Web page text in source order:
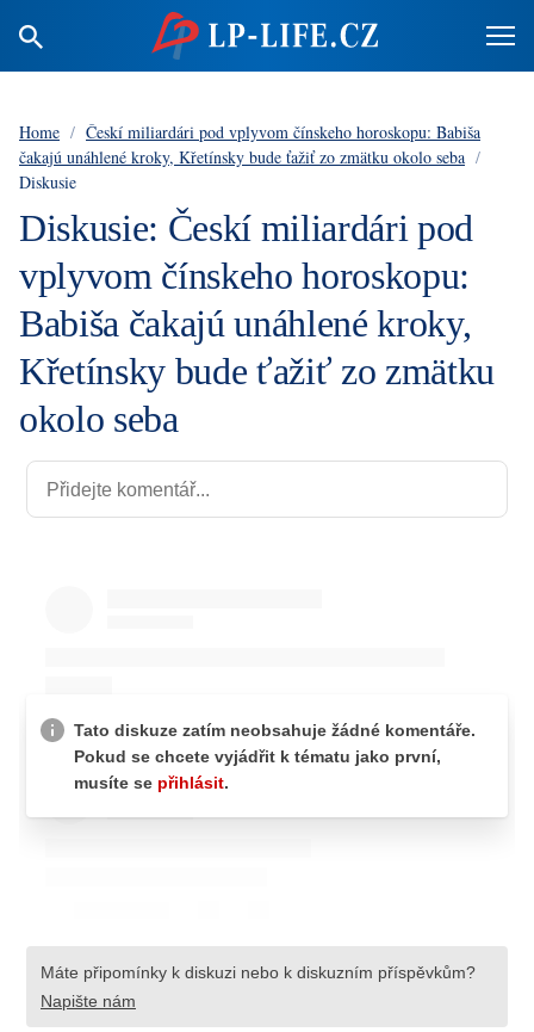
Home / Českí miliardári pod vplyvom čínskeho horoskopu: Babiša
čakajú unáhlené kroky, Křetínsky bude ťažiť zo zmätku okolo seba /
Diskusie
Diskusie: Českí miliardári pod
vplyvom čínskeho horoskopu:
Babiša čakajú unáhlené kroky,
Křetínsky bude ťažiť zo zmätku
okolo seba